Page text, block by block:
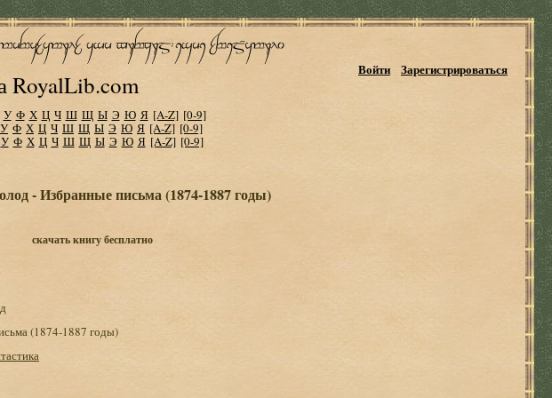
RoyalLib.com
Войти Зарегистрироваться
У Ф Х Ц Ч Ш Щ Ы Э Ю Я [A-Z] [0-9]
У Ф Х Ц Ч Ш Щ Ы Э Ю Я [A-Z] [0-9]
У Ф Х Ц Ч Ш Щ Ы Э Ю Я [A-Z] [0-9]
- Избранные письма (1874-1887 годы)
скачать книгу бесплатно
(1874-1887 годы)